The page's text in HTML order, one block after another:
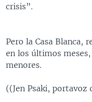
crisis”.
Pero la Casa Blanca,
en los últimos
menores.
((Jen Psaki, portavoz